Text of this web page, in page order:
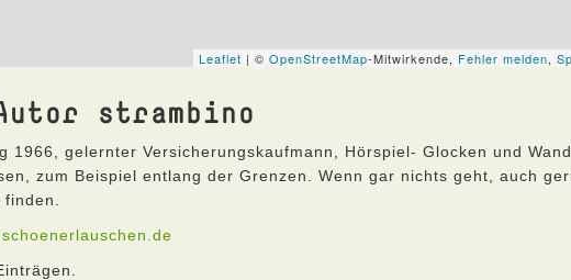
strambino
1966, gelernter Versicherungskaufmann, Hörspiel- Glocken und
zum Beispiel entlang der Grenzen. Wenn gar nichts geht, auch